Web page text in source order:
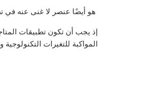
هو أيضًا عنصر لا غنى عنه في
إذ يجب أن تكون تطبيقات
المواكبة للتغيرات